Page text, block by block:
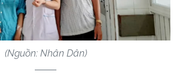
Video
(Nguồn: Nhân Dân)